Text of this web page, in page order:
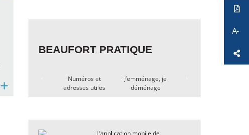
+
BEAUFORT PRATIQUE
Numéros et
adresses utiles
J’emménage, je
déménage
Ordures ménagères
et déchetterie
L’application mobile de